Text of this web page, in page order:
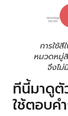
การใช้
หมวดหมู่สิ
จึงไม่
ทีนี้มาดู
ใช้ตอบค